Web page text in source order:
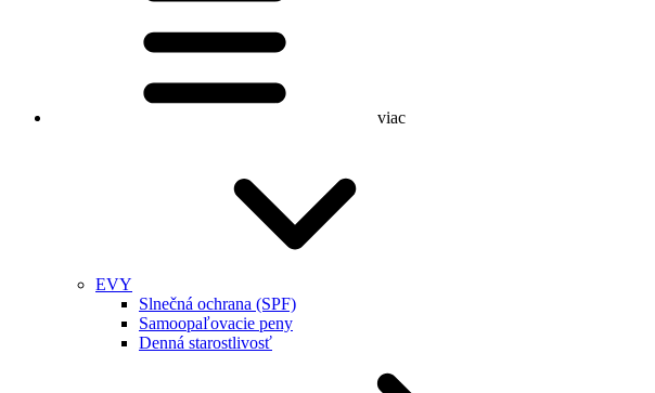
viac
EVY
Slnečná ochrana (SPF)
Samoopaľovacie peny
Denná starostlivosť